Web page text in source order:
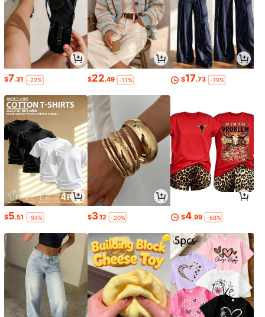
$7.31 -22% $22.49 -11% $17.73 -19%
$5.51 -94% $3.12 -20% $4.99 -68%